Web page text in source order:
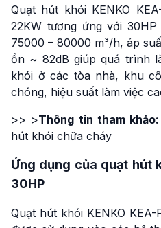
Quạt hút khói KENKO
22KW tương ứng với
75000 – 80000 m³/h, áp
ồn ~ 82dB giúp quá trình
khói ở các tòa nhà, khu
chóng, hiệu suất làm việc
>> >Thông tin tham khảo:
hút khói chữa cháy
Ứng dụng của quạt hút
30HP
Quạt hút khói KENKO